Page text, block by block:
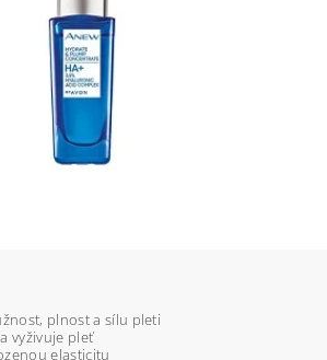
plnost a sílu pleti
vyživuje pleť
elasticitu